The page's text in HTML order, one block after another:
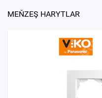
MEŇZEŞ HARYTLAR